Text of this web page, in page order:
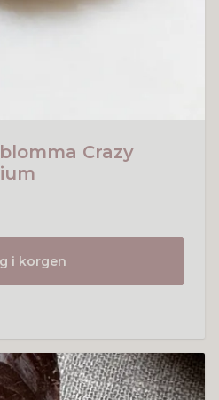
Crazy
i korgen